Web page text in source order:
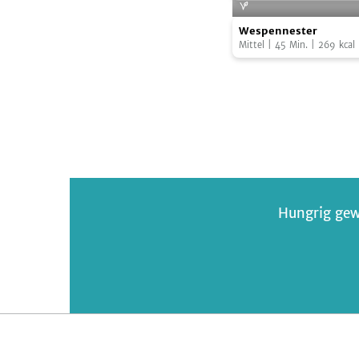
Wrap
to
go
Wespennester
Wespennester
Mittel 45 Min. 269 kcal
Hungrig